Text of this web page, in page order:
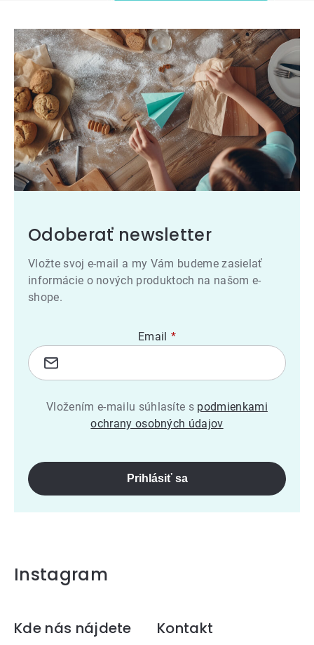
Odoberať newsletter
Vložte svoj e-mail a my Vám budeme zasielať
informácie o nových produktoch na našom e-
shope.
Email
Vložením e-mailu súhlasíte s podmienkami
ochrany osobných údajov
Prihlásiť sa
Instagram
Zápätie
Kde nás nájdete
Kontakt